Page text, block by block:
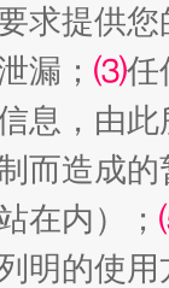
求提供
漏； ⑶任
息，由
而造成
在内）；
明的使